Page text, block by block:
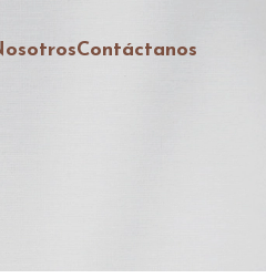
Contáctanos